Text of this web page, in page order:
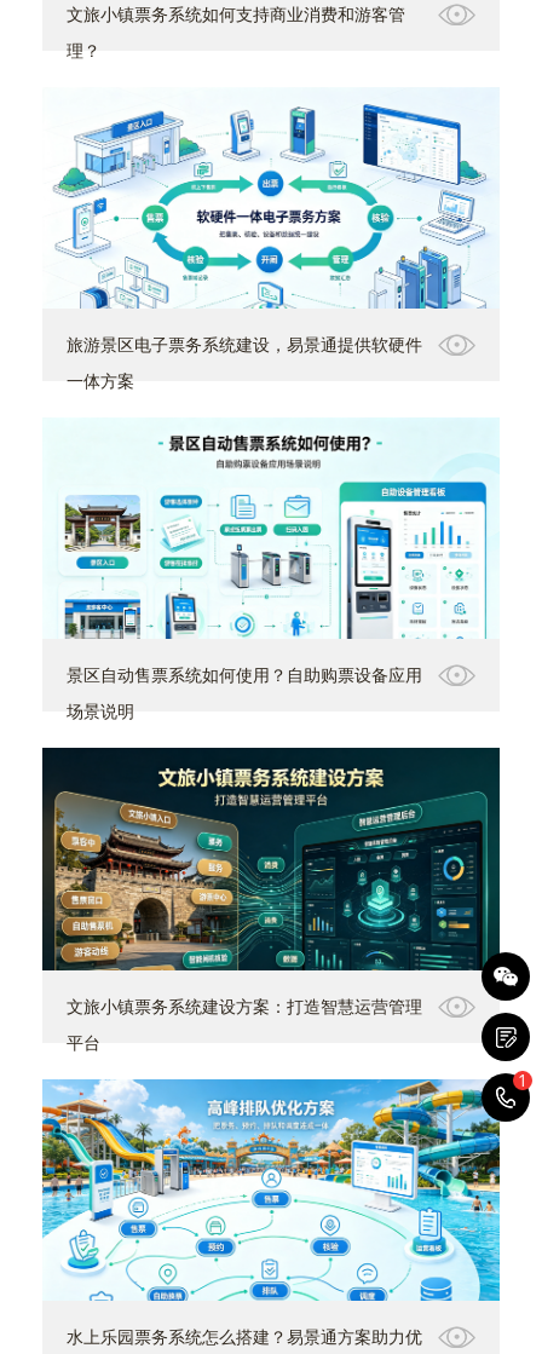
文旅小镇票务系统如何支持商业消费和游客管
理？
旅游景区电子票务系统建设，易景通提供软硬件
一体方案
景区自动售票系统如何使用？自助购票设备应用
场景说明
文旅小镇票务系统建设方案：打造智慧运营管理
平台
水上乐园票务系统怎么搭建？易景通方案助力优
1